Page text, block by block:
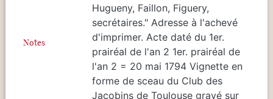
Notes
Hugueny, Faillon, Figuery,
secrétaires." Adresse à l'achevé
d'imprimer. Acte daté du 1er.
prairéal de l'an 2 1er. prairéal de
l'an 2 = 20 mai 1794 Vignette en
forme de sceau du Club des
Jacobins de Toulouse gravé sur